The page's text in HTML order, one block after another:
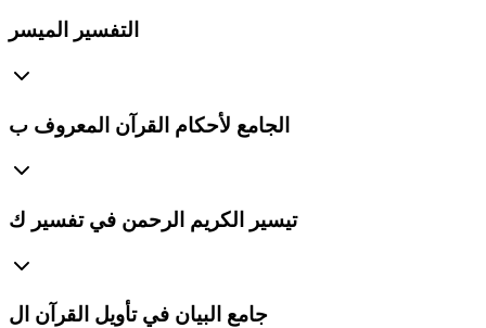
التفسير الميسر
الجامع لأحكام القرآن المعروف ب
تيسير الكريم الرحمن في تفسير ك
جامع البيان في تأويل القرآن ال